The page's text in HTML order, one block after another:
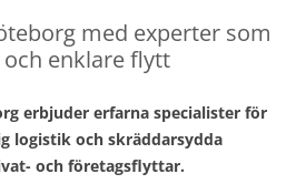
med experter som
enklare flytt
erbjuder erfarna specialister för
logistik och skräddarsydda
och företagsflyttar.